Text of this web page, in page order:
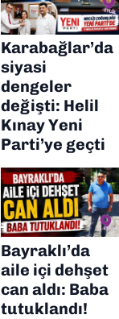
Karabağlar’da
siyasi
dengeler
değişti: Helil
Kınay Yeni
Parti’ye geçti
Bayraklı’da
aile içi dehşet
can aldı: Baba
tutuklandı!